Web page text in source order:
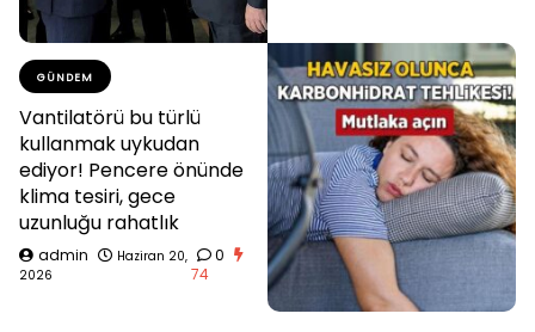
GÜNDEM
Vantilatörü bu türlü
kullanmak uykudan
ediyor! Pencere önünde
klima tesiri, gece
uzunluğu rahatlık
admin
Haziran 20,
2026
0
74